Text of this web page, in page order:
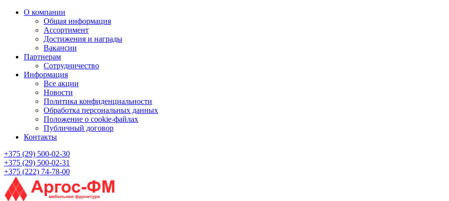
О компании
Общая информация
Ассортимент
Достижения и награды
Вакансии
Партнерам
Сотрудничество
Информация
Все акции
Новости
Политика конфиденциальности
Обработка персональных данных
Положение о cookie-файлах
Публичный договор
Контакты
+375 (29) 500-02-30
+375 (29) 500-02-31
+375 (222) 74-78-00